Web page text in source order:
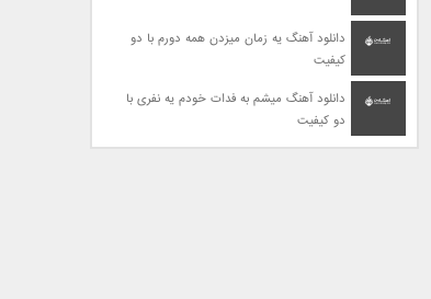
دانلود آهنگ یه زمان میزدن همه دورم با دو
کیفیت
دانلود آهنگ میشم به فدات خودم یه نفری با
دو کیفیت